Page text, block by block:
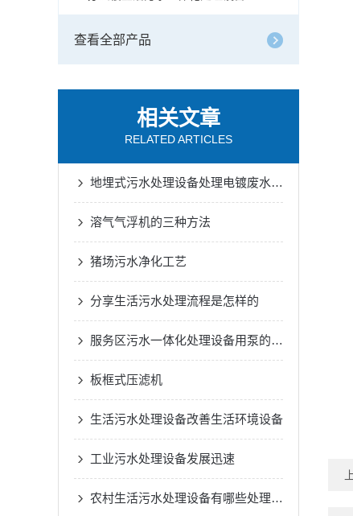
查看全部产品
相关文章
RELATED ARTICLES
地埋式污水处理设备处理电镀废水的方法
溶气气浮机的三种方法
猪场污水净化工艺
分享生活污水处理流程是怎样的
服务区污水一体化处理设备用泵的结构原理和特性
板框式压滤机
生活污水处理设备改善生活环境设备
工业污水处理设备发展迅速
农村生活污水处理设备有哪些处理方式